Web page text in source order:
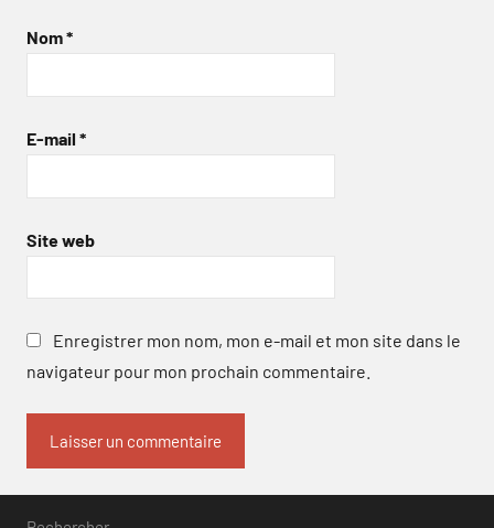
Nom*
E-mail *
Site web
Enregistrer mon nom, mon e-mail et mon site dans le
navigateur pour mon prochain commentaire.